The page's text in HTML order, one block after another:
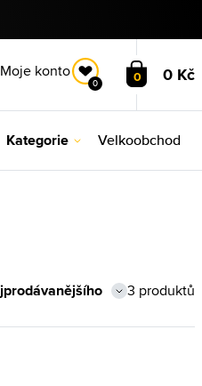
Moje konto
0 0 0 Kč
Kategorie Velkoobchod
3 produktů